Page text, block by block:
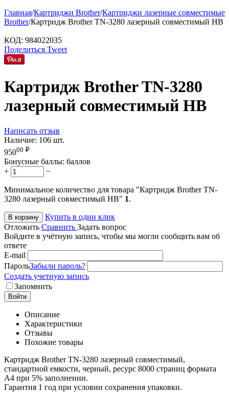
Главная/Картриджи Brother/Картриджи лазерные совместимые
Brother/Картридж Brother TN-3280 лазерный совместимый HB
КОД: 984022035
Поделиться Tweet
Картридж Brother TN-3280
лазерный совместимый HB
Написать отзыв
Наличие: 106 шт.
95000 ₽
Бонусные баллы: баллов
+
−
Минимальное количество для товара "Картридж Brother TN-
3280 лазерный совместимый HB" 1.
В корзину
Купить в один клик
Отложить Сравнить Задать вопрос
Войдите в учётную запись, чтобы мы могли сообщить вам об
ответе
E-mail
ПарольЗабыли пароль?
Создать учетную запись
Запомнить
Войти
Описание
Характеристики
Отзывы
Похожие товары
Картридж Brother TN-3280 лазерный совместимый,
стандартной емкости, черный, ресурс 8000 страниц формата
А4 при 5% заполнении.
Гарантия 1 год при условии сохранения упаковки.